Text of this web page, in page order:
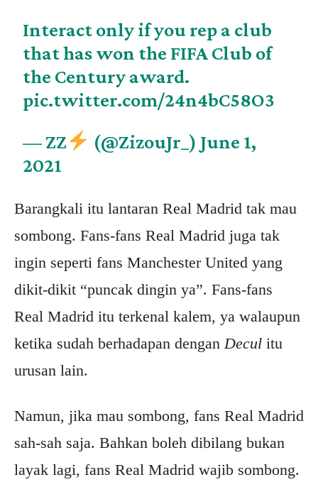
Interact only if you rep a club
that has won the FIFA Club of
the Century award.
pic.twitter.com/24n4bC58O3
— ZZ
(@ZizouJr_) June 1,
2021
Barangkali itu lantaran Real Madrid tak mau
sombong. Fans-fans Real Madrid juga tak
ingin seperti fans Manchester United yang
dikit-dikit “puncak dingin ya”. Fans-fans
Real Madrid itu terkenal kalem, ya walaupun
ketika sudah berhadapan denganDecul itu
urusan lain.
Namun, jika mau sombong, fans Real Madrid
sah-sah saja. Bahkan boleh dibilang bukan
layak lagi, fans Real Madrid wajib sombong.